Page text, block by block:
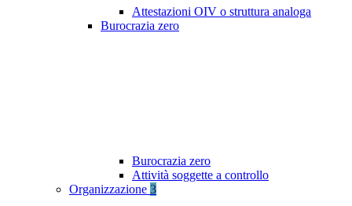
Attestazioni OIV o struttura analoga
Burocrazia zero
Burocrazia zero
Attività soggette a controllo
Organizzazione 3